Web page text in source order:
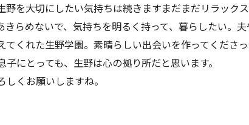
野を大切にしたい気持ちは続きますまだまだリラック
きらめないで、気持ちを明るく持って、暮らしたい。
てくれた生野学園。素晴らしい出会いを作ってくださ
子にとっても、生野は心の拠り所だと思います。
くお願いしますね。